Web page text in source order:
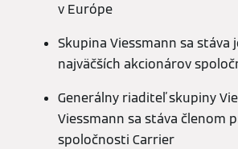
v Európe
Skupina Viessmann sa stáva
najväčších akcionárov
Generálny riaditeľ skupiny
Viessmann sa stáva členom
spoločnosti Carrier